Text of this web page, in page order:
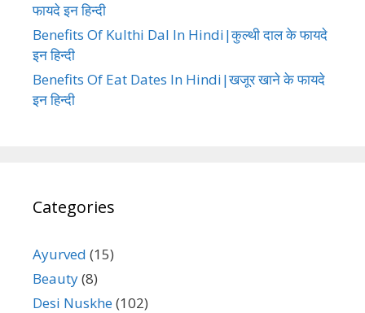
फायदे इन हिन्दी
Benefits Of Kulthi Dal In Hindi|कुल्थी दाल के फायदे
इन हिन्दी
Benefits Of Eat Dates In Hindi|खजूर खाने के फायदे
इन हिन्दी
Categories
Ayurved (15)
Beauty(8)
Desi Nuskhe(102)